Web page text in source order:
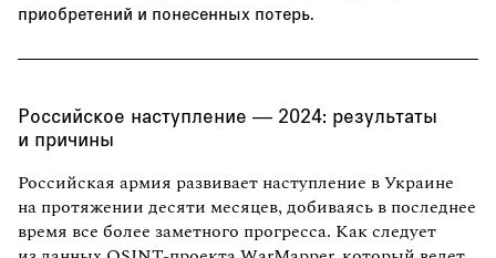
приобретений и понесенных потерь.
Российское наступление — 2024: результаты
и причины
Российская армия развивает наступление в Украине
на протяжении десяти месяцев, добиваясь в последнее
время все более заметного прогресса. Как следует